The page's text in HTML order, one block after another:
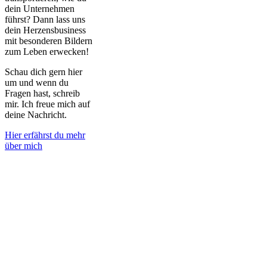
dein Unternehmen
führst? Dann lass uns
dein Herzensbusiness
mit besonderen Bildern
zum Leben erwecken!
Schau dich gern hier
um und wenn du
Fragen hast, schreib
mir. Ich freue mich auf
deine Nachricht.
Hier erfährst du mehr
über mich